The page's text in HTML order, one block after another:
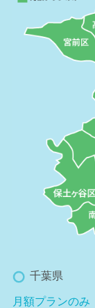
千葉県
月額プランのみ